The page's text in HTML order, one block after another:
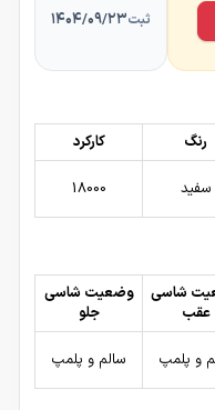
ثبت۱۴۰۴/۰۹/۲۳
رنگ
کارکرد
سفید 18000
شاسی
عقب
وضعیت شاسی
جلو
و پلمپ سالم و پلمپ